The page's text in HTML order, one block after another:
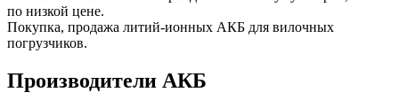
по низкой цене.
Покупка, продажа литий-ионных АКБ для вилочных
погрузчиков.
Производители АКБ